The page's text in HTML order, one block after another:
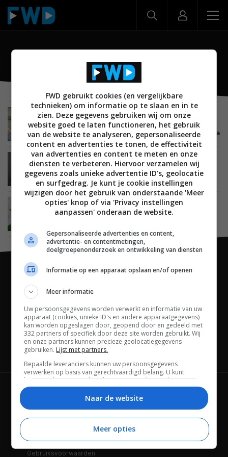
Elipsa 2E
ACHTERGROND TIPS EN ADVIES MOBILE
E-READERS
02 JULI 2023
De beste e-readers om mee te nemen op vakantie
MOBILE E-READERS
Review: Kobo Elipsa 2E – grote e-reader met een
stylus
NIEUWS MOBILE E-READERS 05 APRIL 2023
Kobo Elipsa 2E is een nieuwe 10,3-inch e-reader
Channels
Gebruiksvoorwaarden
FWD gebruikt cookies (en vergelijkbare
technieken) om informatie op te slaan en in te
zien. Deze gegevens gebruiken wij om onze
website goed te laten functioneren, het gebruik
van de website te analyseren, gepersonaliseerde
content en advertenties te tonen, de effectiviteit
van advertenties en content te meten en onze
diensten te verbeteren. Hiervoor verzamelen wij
gegevens zoals unieke advertentie ID’s, geolocatie
en surfgedrag. Je kunt je cookie instellingen
wijzigen door het gebruik van onderstaande 'Meer
opties' knop of via 'Privacy instellingen
aanpassen' onderaan de website.
Gepersonaliseerde advertenties en content,
advertentie- en contentmetingen,
doelgroepenonderzoek en ontwikkeling van diensten
Informatie op een apparaat opslaan en/of openen
Meer informatie
Uw persoonsgegevens worden verwerkt en informatie van uw
apparaat (cookies, unieke ID's en andere apparaatgegevens)
kan worden opgeslagen door, geopend door en gedeeld met
332 partners of specifiek door deze site worden gebruikt. Wij
en onze partners kunnen precieze geolocatiegegevens
gebruiken. Lijst met partners.
Bepaalde leveranciers kunnen uw persoonsgegevens
verwerken op basis van gerechtvaardigd belang. U kunt
hiertegen bezwaar maken door uw opties hieronder te
beheren. Zoek onderaan deze pagina of in het sitemenu naar
een link om uw toestemming te beheren of in te trekken via de
Naar de website
Meer opties